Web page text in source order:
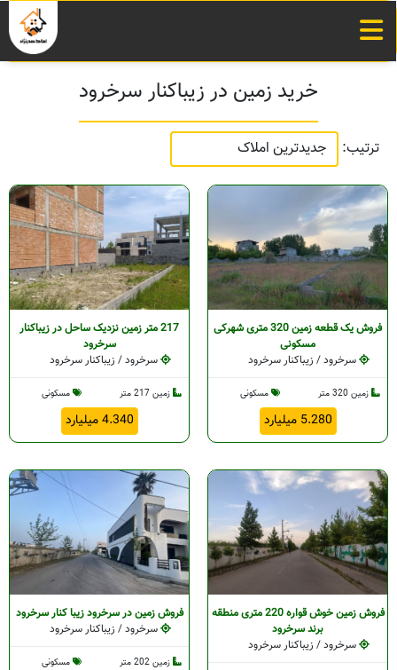
خرید زمین در زیباکنار سرخرود
ترتیب:
فروش یک قطعه زمین 320 متری شهرکی
مسکونی
سرخرود / زیباکنار سرخرود
زمین 320 متر مسکونی
5.280 میلیارد
217 متر زمین نزدیک ساحل در زیباکنار
سرخرود
سرخرود / زیباکنار سرخرود
زمین 217 متر مسکونی
4.340 میلیارد
فروش زمین خوش قواره 220 متری منطقه
برند سرخرود
سرخرود / زیباکنار سرخرود
فروش زمین در سرخرود زیبا کنار سرخرود
سرخرود / زیباکنار سرخرود
زمین 202 متر مسکونی